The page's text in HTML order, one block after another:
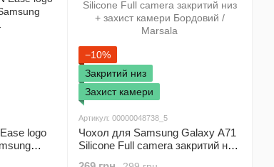
logo
−10%
Закритий низ
Захист камери
Артикул: 00000048738_5
Чохол для Samsung Galaxy A71
Silicone Full camera закритий низ